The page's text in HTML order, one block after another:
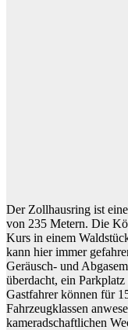
Der Zollhausring ist
von 235 Metern. Die
Kurs in einem
kann hier immer
Geräusch- und
überdacht, ein
Gastfahrer können für
Fahrzeugklassen
kameradschaftlichen